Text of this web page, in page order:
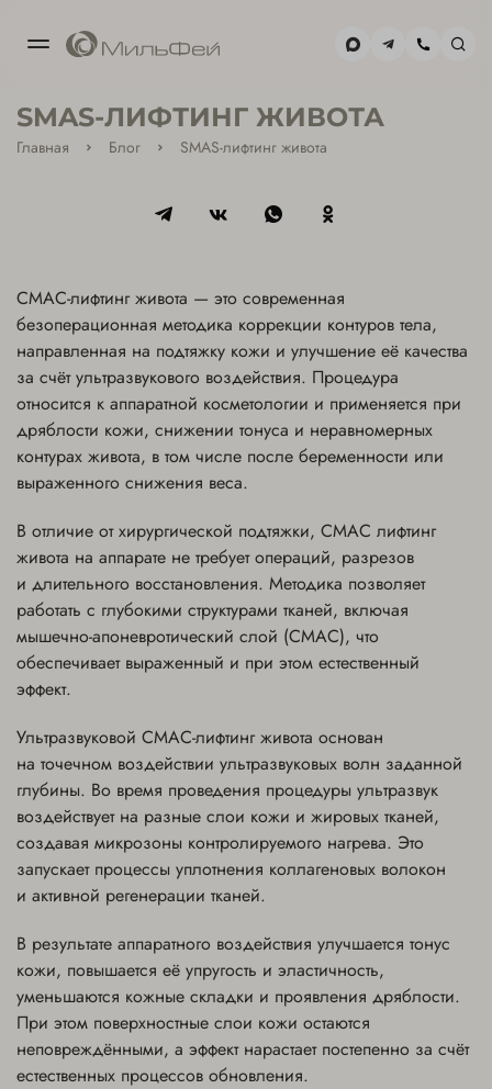
СИТИ
+7(495) 477-59-02
ХАМОВНИКИ
+7(495) 477-39-85
SMAS-ЛИФТИНГ ЖИВОТА
Главная Блог SMAS-лифтинг живота
СМАС-лифтинг живота — это современная
безоперационная методика коррекции контуров тела,
направленная на подтяжку кожи и улучшение её качества
за счёт ультразвукового воздействия. Процедура
относится к аппаратной косметологии и применяется при
дряблости кожи, снижении тонуса и неравномерных
контурах живота, в том числе после беременности или
выраженного снижения веса.
В отличие от хирургической подтяжки, СМАС лифтинг
живота на аппарате не требует операций, разрезов
и длительного восстановления. Методика позволяет
работать с глубокими структурами тканей, включая
мышечно-апоневротический слой (СМАС), что
обеспечивает выраженный и при этом естественный
эффект.
Ультразвуковой СМАС-лифтинг живота основан
на точечном воздействии ультразвуковых волн заданной
глубины. Во время проведения процедуры ультразвук
воздействует на разные слои кожи и жировых тканей,
создавая микрозоны контролируемого нагрева. Это
запускает процессы уплотнения коллагеновых волокон
и активной регенерации тканей.
В результате аппаратного воздействия улучшается тонус
кожи, повышается её упругость и эластичность,
уменьшаются кожные складки и проявления дряблости.
При этом поверхностные слои кожи остаются
неповреждёнными, а эффект нарастает постепенно за счёт
естественных процессов обновления.